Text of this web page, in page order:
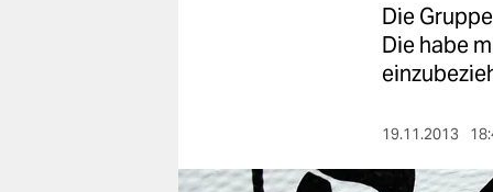
nord
Die
Die habe
19.11.2013